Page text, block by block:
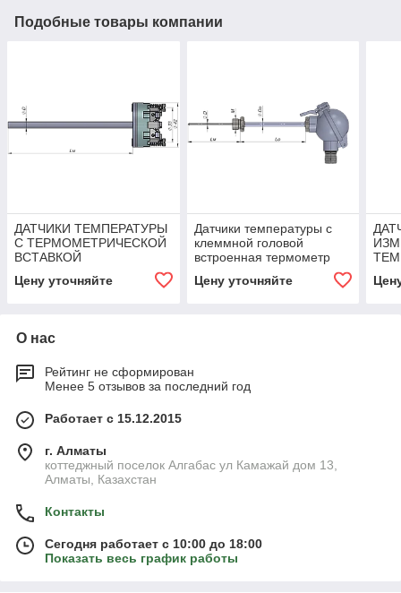
Подобные товары компании
ДАТЧИКИ ТЕМПЕРАТУРЫ
С ТЕРМОМЕТРИЧЕСКОЙ
ВСТАВКОЙ
Цену уточняйте
Датчики температуры с
клеммной головой
встроенная термометр
Цену уточняйте
О нас
Рейтинг не сформирован
Менее 5 отзывов за последний год
Работает с 15.12.2015
г. Алматы
коттеджный поселок Алгабас ул Камажай дом 13,
Алматы, Казахстан
Контакты
Сегодня работает с 10:00 до 18:00
Показать весь график работы